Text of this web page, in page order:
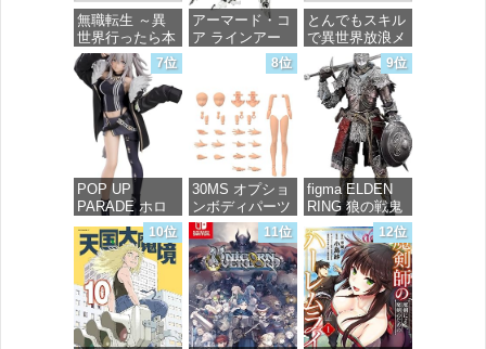
価格：¥13,756
価格：¥4,800
無職転生 ～異
世界行ったら本
気だす～ 20
(MFコミック
ス フラッパー
シリーズ)
価格：¥748
アーマード・コ
ア ラインアー
ク ホワイト・
グリント 全高
約160mm 1/72
スケール プラ
モデル
価格：¥7,367
とんでもスキル
で異世界放浪メ
シ 10 (ガルドコ
ミックス)
価格：¥726
7位
POP UP
PARADE ホロ
ライブプロダク
ション 獅白ぼ
たん ノンスケ
ール プラスチ
ック製 塗装済
み完成品フィギ
ュア
8位
30MS オプショ
ンボディパーツ
アームパーツ&
レッグパーツ
[カラーC] 色分
け済みプラモデ
ル
価格：¥1,949
9位
figma ELDEN
RING 狼の戦鬼
ノンスケール
プラスチック製
塗装済み可動フ
ィギュア
価格：¥13,115
10位 11位 12位